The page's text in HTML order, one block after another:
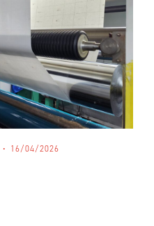
16/04/2026